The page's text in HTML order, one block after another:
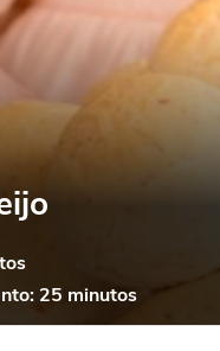
25 minutos